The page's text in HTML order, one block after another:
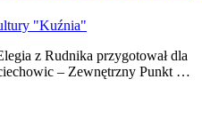
"Kuźnia"
z Rudnika przygotował dla
– Zewnętrzny Punkt …